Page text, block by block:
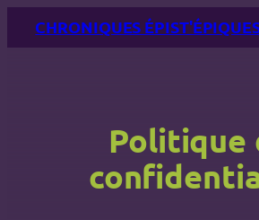
AllerCHRONIQUES
Politique